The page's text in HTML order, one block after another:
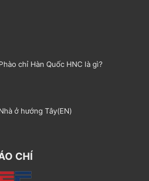
chỉ Hàn Quốc HNC là gì?
ở hướng Tây(EN)
CHÍ